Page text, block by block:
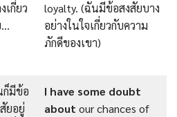
เกี่ยว
loyalty. (ฉันมีข้อสงสัยบาง
อย่างในใจเกี่ยวกับความ
ภักดีของเขา)
มีข้อ
ยอยู่
I have some doubt
about our chances of